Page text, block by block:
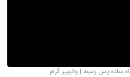
ساده پس زمینه | والپیپر گرام